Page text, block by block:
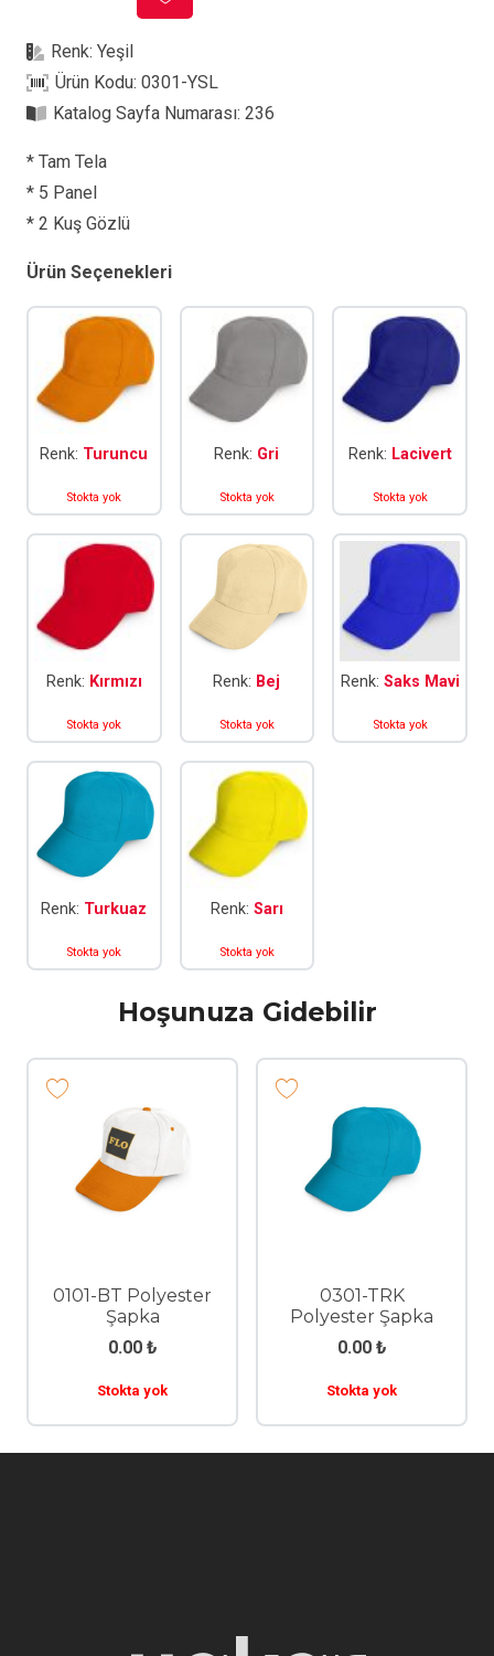
Renk:Yeşil
Ürün Kodu:0301-YSL
Katalog Sayfa Numarası:236
* Tam Tela
* 5 Panel
* 2 Kuş Gözlü
Ürün Seçenekleri
Renk: Turuncu
Stokta yok
Renk: Gri
Stokta yok
Renk: Lacivert
Stokta yok
Renk: Kırmızı
Stokta yok
Renk: Bej
Stokta yok
Renk: Saks Mavi
Stokta yok
Renk: Turkuaz
Stokta yok
Renk: Sarı
Stokta yok
Hoşunuza Gidebilir
0101-BT Polyester
Şapka
0.00 ₺
Stokta yok
0301-TRK
Polyester Şapka
0.00 ₺
Stokta yok